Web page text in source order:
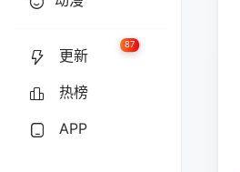
更新
87
热榜
APP